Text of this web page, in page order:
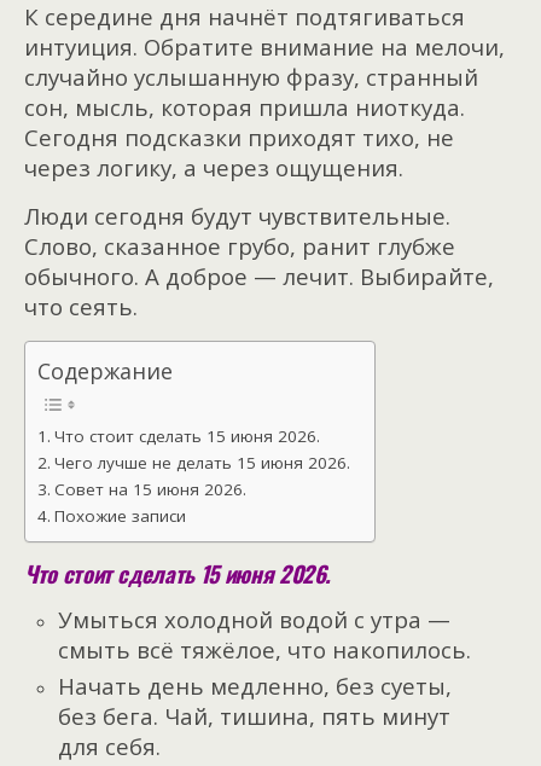
К середине дня начнёт подтягиваться
интуиция. Обратите внимание на мелочи,
случайно услышанную фразу, странный
сон, мысль, которая пришла ниоткуда.
Сегодня подсказки приходят тихо, не
через логику, а через ощущения.
Люди сегодня будут чувствительные.
Слово, сказанное грубо, ранит глубже
обычного. А доброе — лечит. Выбирайте,
что сеять.
Содержание
Что стоит сделать 15 июня 2026.
Чего лучше не делать 15 июня 2026.
Совет на 15 июня 2026.
Похожие записи
Что стоит сделать 15 июня 2026.
Умыться холодной водой с утра —
смыть всё тяжёлое, что накопилось.
Начать день медленно, без суеты,
без бега. Чай, тишина, пять минут
для себя.